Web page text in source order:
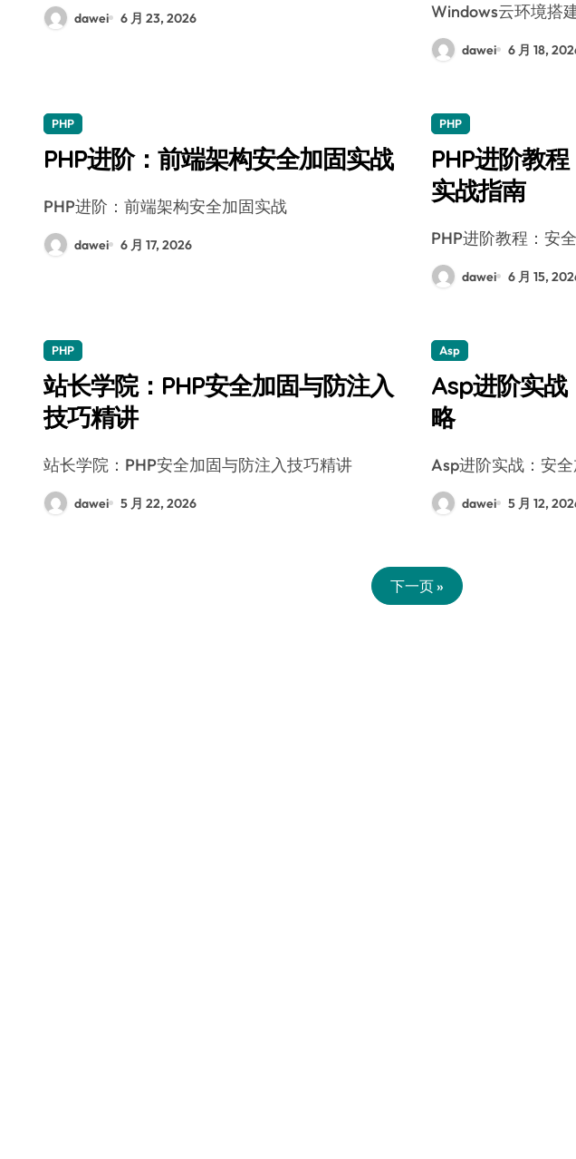
dawei 6 月 23, 2026 Windows云环境
dawei 6 月 18,
PHP
PHP进阶：前端架构安全加固实战
PHP进阶：前端架构安全加固实战
dawei 6 月 17, 2026
PHP
PHP进阶教
实战指南
PHP进阶教程：安
dawei 6 月 15,
PHP
站长学院：PHP安全加固与防注入
技巧精讲
站长学院：PHP安全加固与防注入技巧精讲
dawei 5 月 22, 2026
Asp
Asp进阶实战
略
Asp进阶实战：安
dawei 5 月 12,
下一页 »